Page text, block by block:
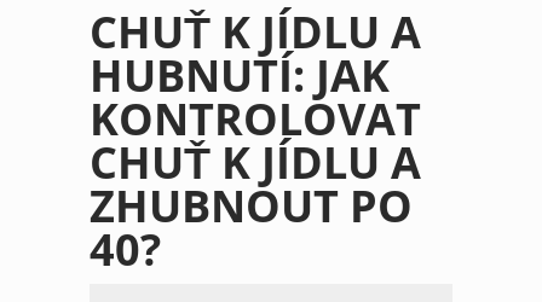
CHUŤ K JÍDLU A
HUBNUTÍ: JAK
KONTROLOVAT
CHUŤ K JÍDLU A
ZHUBNOUT PO
40?